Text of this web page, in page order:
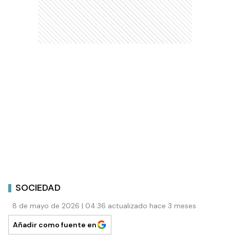
SOCIEDAD
8 de mayo de 2026 | 04:36 actualizado hace 3 meses
Añadir como fuente en